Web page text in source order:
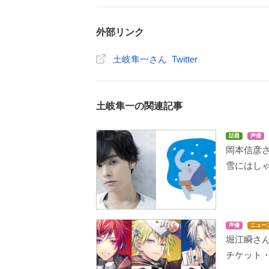
外部リンク
土岐隼一さん Twitter
土岐隼一の関連記事
話題 声優
岡本信彦
雪にはし
声優 ニュー
堀江瞬さ
チケット